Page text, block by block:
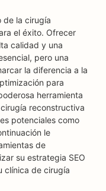
de la cirugía
el éxito. Ofrecer
calidad y una
pero una
la diferencia a la
para
herramienta
reconstructiva
potenciales como
le
de
su estrategia SEO
clínica de cirugía